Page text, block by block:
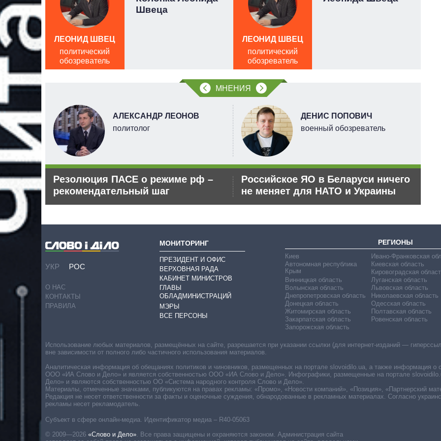
Швеца
ЛЕОНИД ШВЕЦ
политический
обозреватель
ЛЕОНИД ШВЕЦ
политический
обозреватель
МНЕНИЯ
АЛЕКСАНДР ЛЕОНОВ
политолог
Резолюция ПАСЕ о режиме рф –
рекомендательный шаг
ДЕНИС ПОПОВИЧ
военный обозреватель
Российское ЯО в Беларуси ничего
не меняет для НАТО и Украины
УКР РОС
О НАС
КОНТАКТЫ
ПРАВИЛА
МОНИТОРИНГ
ПРЕЗИДЕНТ И ОФИС
ВЕРХОВНАЯ РАДА
КАБИНЕТ МИНИСТРОВ
ГЛАВЫ
ОБЛАДМИНИСТРАЦИЙ
МЭРЫ
ВСЕ ПЕРСОНЫ
РЕГИОНЫ
Киев
Автономная республика
Крым
Винницкая область
Волынская область
Днепропетровская область
Донецкая область
Житомирская область
Закарпатская область
Запорожская область
Ивано-Франковская
Киевская область
Кировоградская
Луганская область
Львовская область
Николаевская область
Одесская область
Полтавская область
Ровенская область
Субъект в сфере онлайн-медиа. Идентификатор медиа – R40-05063
© 2009—2026 «Слово и Дело». Все права защищены и охраняются законом. Администрация сайта
Использование любых материалов, размещённых на сайте, разрешается при указании ссылки (для интернет-изданий —
вне зависимости от полного либо частичного использования материалов.
Аналитическая информация об обещаниях политиков и чиновников, размещенных на портале slovoidilo.ua, а также информация о
ООО «ИА Слово и Дело» и является собственностью ООО «ИА Слово и Дело». Инфографики, размещенные на портале
Дело» и являются собственностью ОО «Система народного контроля Слово и Дело».
Материалы, отмеченные значками, публикуются на правах рекламы: «Промо», «Новости компаний», «Позиция», «Партнерский
Редакция не несет ответственности за факты и оценочные суждения, обнародованные в рекламных материалах. Согласно
рекламы несет рекламодатель.